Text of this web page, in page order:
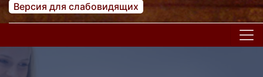
Версия для слабовидящих